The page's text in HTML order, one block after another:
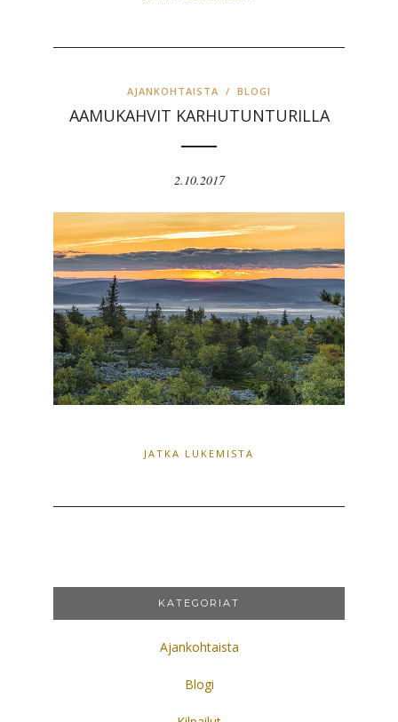
AJANKOHTAISTA / BLOGI
AAMUKAHVIT KARHUTUNTURILLA
2.10.2017
JATKA LUKEMISTA
KATEGORIAT
Ajankohtaista
Blogi